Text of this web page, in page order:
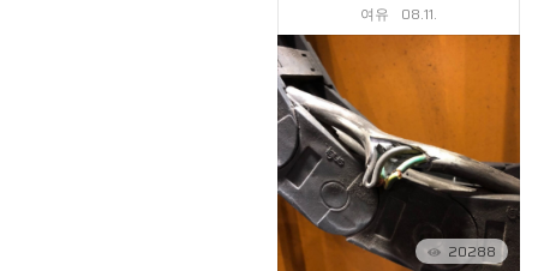
여유 08.11.
20288